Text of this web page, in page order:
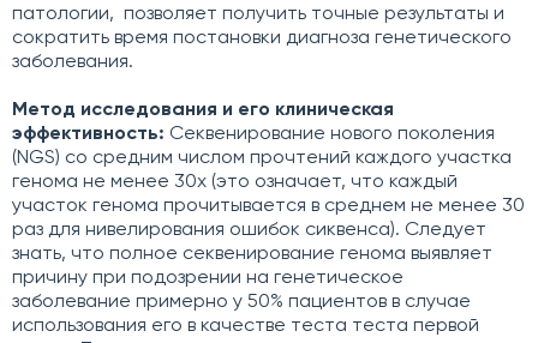
патологии, позволяет получить точные результаты и
сократить время постановки диагноза генетического
заболевания.
Метод исследования и его клиническая
эффективность: Секвенирование нового поколения
(NGS) со средним числом прочтений каждого участка
генома не менее 30x (это означает, что каждый
участок генома прочитывается в среднем не менее 30
раз для нивелирования ошибок сиквенса). Следует
знать, что полное секвенирование генома выявляет
причину при подозрении на генетическое
заболевание примерно у 50% пациентов в случае
использования его в качестве теста теста первой